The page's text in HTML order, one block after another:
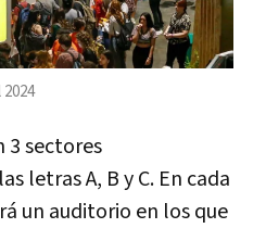
3 sectores
letras A, B y C. En cada
un auditorio en los que